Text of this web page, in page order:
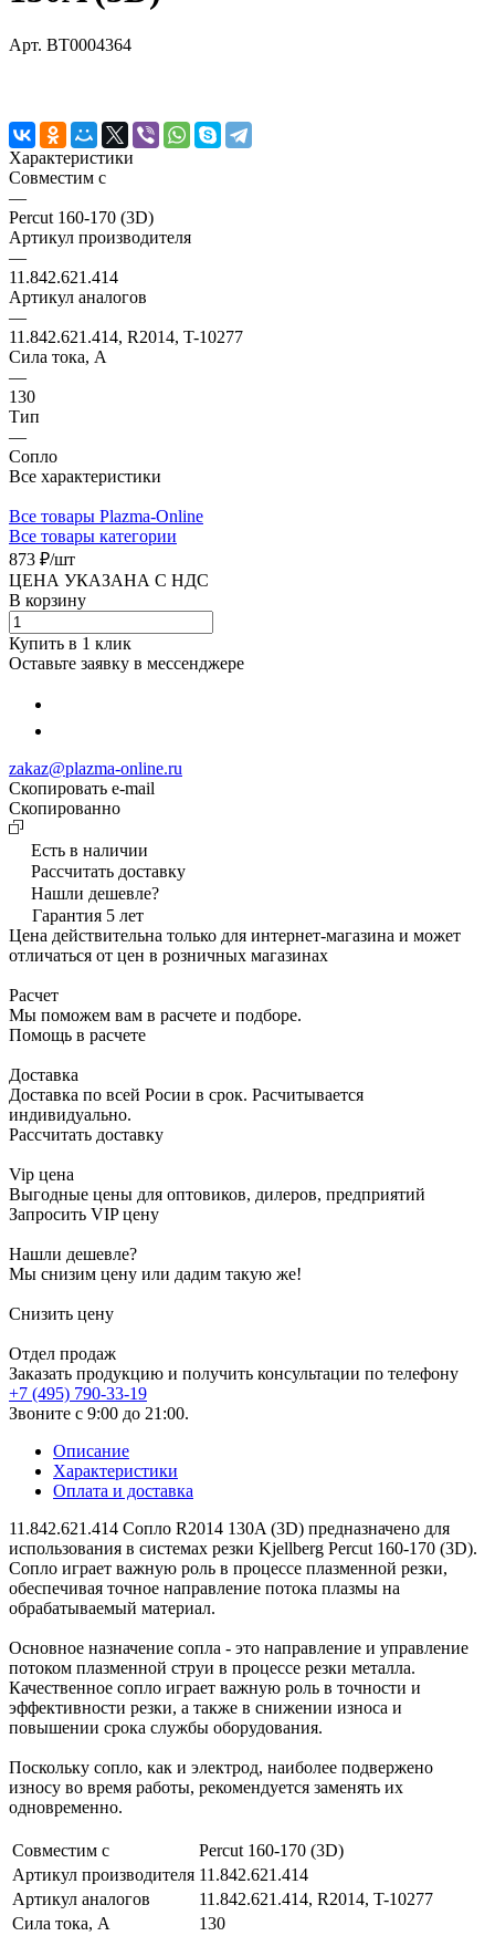
Арт. BT0004364
Характеристики
Совместим с
—
Percut 160-170 (3D)
Артикул производителя
—
11.842.621.414
Артикул аналогов
—
11.842.621.414, R2014, T-10277
Сила тока, А
—
130
Тип
—
Сопло
Все характеристики
Все товары Plazma-Online
Все товары категории
873 ₽/шт
ЦЕНА УКАЗАНА С НДС
В корзину
Купить в 1 клик
Оставьте заявку в мессенджере
zakaz@plazma-online.ru
Скопировать e-mail
Cкопированно
Есть в наличии
Рассчитать доставку
Нашли дешевле?
Гарантия 5 лет
Цена действительна только для интернет-магазина и может
отличаться от цен в розничных магазинах
Расчет
Мы поможем вам в расчете и подборе.
Помощь в расчете
Доставка
Доставка по всей Росии в срок. Расчитывается
индивидуально.
Рассчитать доставку
Vip цена
Выгодные цены для оптовиков, дилеров, предприятий
Запросить VIP цену
Нашли дешевле?
Мы снизим цену или дадим такую же!
Снизить цену
Отдел продаж
Заказать продукцию и получить консультации по телефону
+7 (495) 790-33-19
Звоните с 9:00 до 21:00.
Описание
Характеристики
Оплата и доставка
11.842.621.414 Сопло R2014 130A (3D) предназначено для
использования в системах резки Kjellberg Percut 160-170 (3D).
Сопло играет важную роль в процессе плазменной резки,
обеспечивая точное направление потока плазмы на
обрабатываемый материал.
Основное назначение сопла - это направление и управление
потоком плазменной струи в процессе резки металла.
Качественное сопло играет важную роль в точности и
эффективности резки, а также в снижении износа и
повышении срока службы оборудования.
Поскольку сопло, как и электрод, наиболее подвержено
износу во время работы, рекомендуется заменять их
одновременно.
Совместим с
Percut 160-170 (3D)
Артикул производителя 11.842.621.414
Артикул аналогов
11.842.621.414, R2014, T-10277
Сила тока, А
130